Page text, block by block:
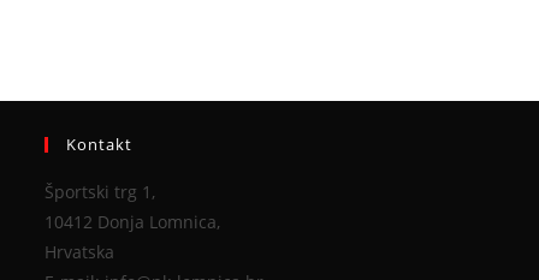
Kontakt
Športski trg 1,
10412 Donja Lomnica,
Hrvatska